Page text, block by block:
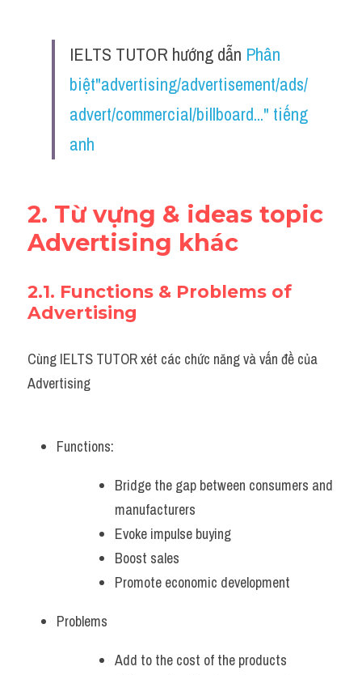
IELTS TUTOR hướng dẫn Phân
biệt"advertising/advertisement/ads/
advert/commercial/billboard..." tiếng
anh
2. Từ vựng & ideas topic
Advertising khác
2.1. Functions & Problems of
Advertising
Cùng IELTS TUTOR xét các chức năng và vấn đề của
Advertising
Functions:
Bridge the gap between consumers and
manufacturers
Evoke impulse buying
Boost sales
Promote economic development
Problems
Add to the cost of the products